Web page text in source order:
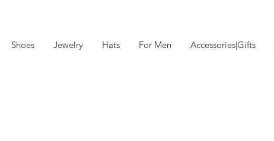
Shoes Jewelry Hats For Men Accessories|Gifts